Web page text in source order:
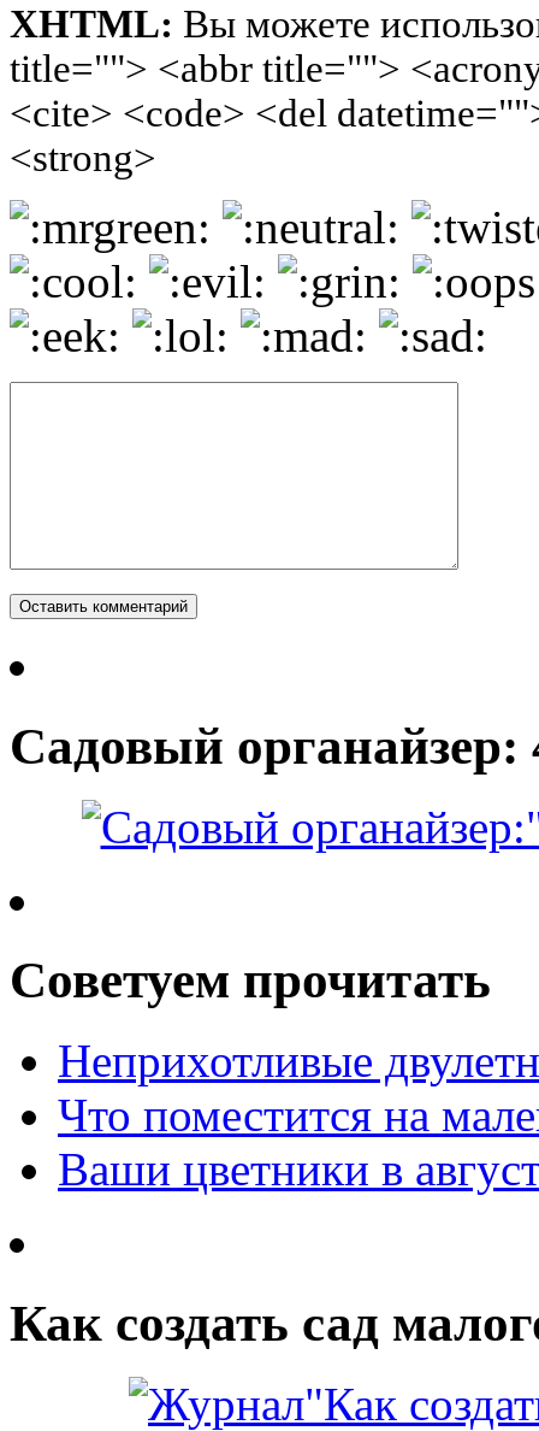
XHTML: Вы можете
title=""> <abbr title="">
<cite> <code> <del
<strong>
Садовый органайзер:
Советуем прочитать
Неприхотливые
Что поместится на
Ваши цветники в
Как создать сад